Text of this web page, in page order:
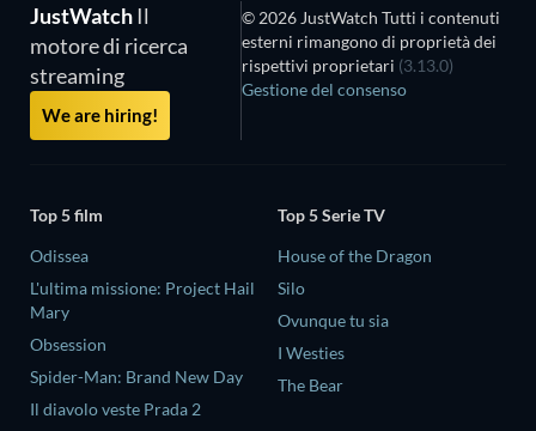
JustWatch Il
motore di ricerca
streaming
We are hiring!
© 2026 JustWatch Tutti i contenuti
esterni rimangono di proprietà dei
rispettivi proprietari (3.13.0)
Gestione del consenso
Top 5 film
Odissea
L'ultima missione: Project Hail
Mary
Obsession
Spider-Man: Brand New Day
Il diavolo veste Prada 2
Top 5 Serie TV
House of the Dragon
Silo
Ovunque tu sia
I Westies
The Bear